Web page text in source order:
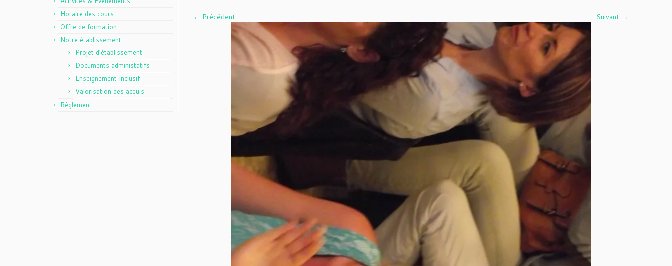
Horaire des cours
Offre de formation
Notre établissement
Projet d’établissement
Documents administatifs
Enseignement Inclusif
Valorisation des acquis
Règlement
← Précédent Suivant →